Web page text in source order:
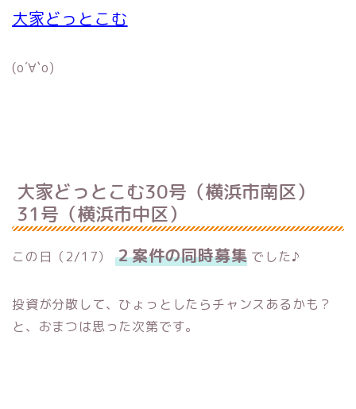
大家どっとこむ
(о´∀`о)
大家どっとこむ30号（横浜市南区）
31号（横浜市中区）
この日（2/17） ２案件の同時募集 でした♪
投資が分散して、ひょっとしたらチャンスあるかも？
と、おまつは思った次第です。